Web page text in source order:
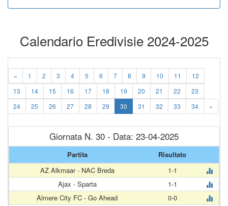
Calendario Eredivisie 2024-2025
« 1 2 3 4 5 6 7 8 9 10 11
12
13
14 15 16 17 18 19 20 21 22
23
24
25 26 27 28 29 30 31 32 33 34 »
Giornata N. 30 - Data: 23-04-2025
Partita
Risultato
AZ Alkmaar - NAC Breda
1-1
Ajax - Sparta
1-1
Almere City FC - Go Ahead
0-0